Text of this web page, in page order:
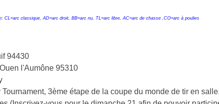
CL=arc classique, AD=arc droit, BB=arc nu, TL=arc libre, AC=arc de chasse ,CO=arc à poulies
94430
l'Aumône 95310
3ème étape de la coupe du monde de tir en salle.